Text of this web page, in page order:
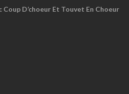
D’choeur Et Touvet En Choeur